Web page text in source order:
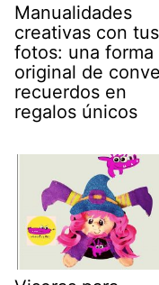
Manualidades
creativas con tus
fotos: una forma
original de
recuerdos en
regalos únicos